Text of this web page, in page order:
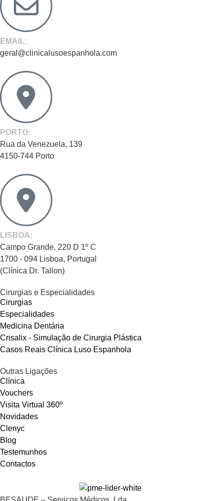
EMAIL:
geral@clinicalusoespanhola.com
PORTO:
Rua da Venezuela, 139
4150-744 Porto
LISBOA:
Campo Grande, 220 D 1º C
1700 - 094 Lisboa, Portugal
(Clínica Dr. Tallon)
Cirurgias e Especialidades
Cirurgias
Especialidades
Medicina Dentária
Crisalix - Simulação de Cirurgia Plástica
Casos Reais Clínica Luso Espanhola
Outras Ligações
Clínica
Vouchers
Visita Virtual 360º
Novidades
Clenyc
Blog
Testemunhos
Contactos